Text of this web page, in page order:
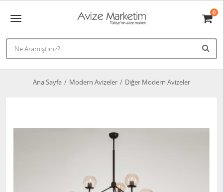
0
Ana Sayfa Modern Avizeler Diğer Modern Avizeler